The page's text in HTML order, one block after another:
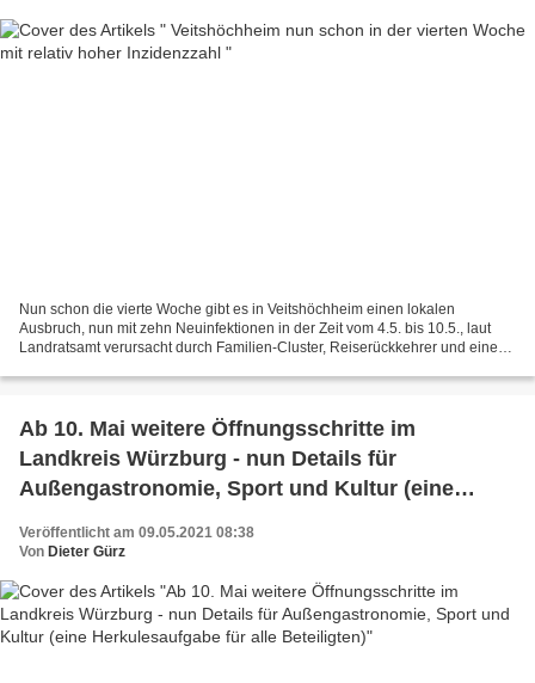
Nun schon die vierte Woche gibt es in Veitshöchheim einen lokalen
Ausbruch, nun mit zehn Neuinfektionen in der Zeit vom 4.5. bis 10.5., laut
Landratsamt verursacht durch Familien-Cluster, Reiserückkehrer und eine
Ab 10. Mai weitere Öffnungsschritte im
Landkreis Würzburg - nun Details für
Außengastronomie, Sport und Kultur (eine
Veröffentlicht am 09.05.2021 08:38
Von Dieter Gürz